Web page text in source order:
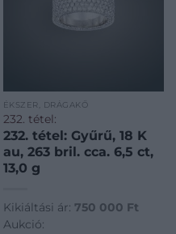
ÉKSZER, DRÁGAKŐ
232. tétel:
232. tétel: Gyűrű, 18 K
au, 263 bril. cca. 6,5 ct,
13,0 g
Kikiáltási ár: 750 000 Ft
Aukció: